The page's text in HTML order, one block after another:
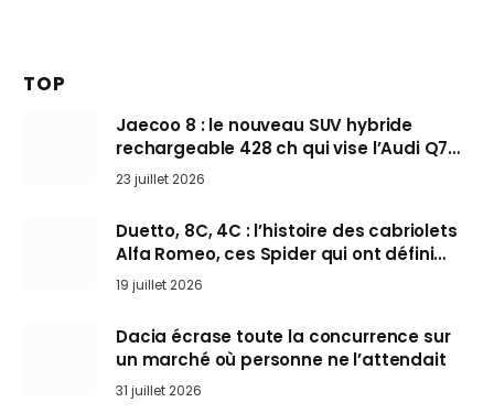
TOP
Jaecoo 8 : le nouveau SUV hybride
rechargeable 428 ch qui vise l’Audi Q7
arrive en Europe cet automne
23 juillet 2026
Duetto, 8C, 4C : l’histoire des cabriolets
Alfa Romeo, ces Spider qui ont défini
l’art de rouler cheveux au vent
19 juillet 2026
Dacia écrase toute la concurrence sur
un marché où personne ne l’attendait
31 juillet 2026